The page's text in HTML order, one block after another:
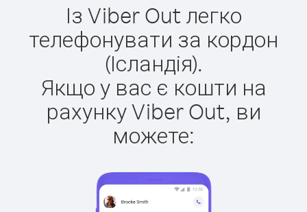
Із Viber Out легко
телефонувати за кордон
(Ісландія).
Якщо у вас є кошти на
рахунку Viber Out, ви
можете: